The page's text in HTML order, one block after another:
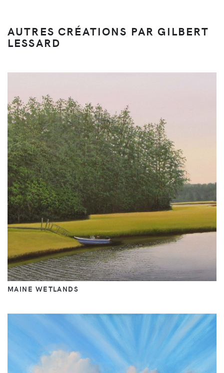
AUTRES CRÉATIONS PAR GILBERT
LESSARD
MAINE WETLANDS